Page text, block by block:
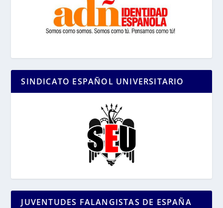
SINDICATO ESPAÑOL UNIVERSITARIO
JUVENTUDES FALANGISTAS DE ESPAÑA